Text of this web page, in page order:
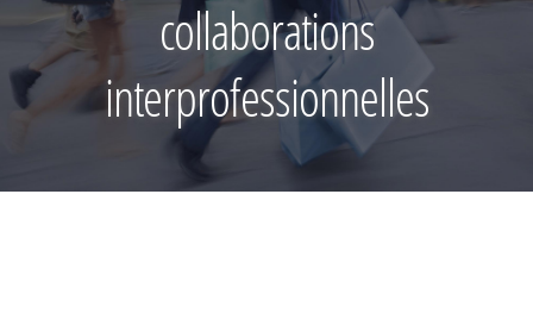
collaborations
interprofessionnelles